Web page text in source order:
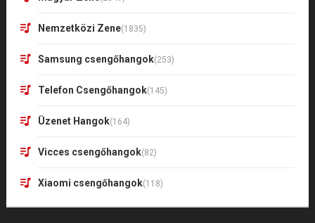
Nemzetközi Zene(1835)
Samsung csengőhangok(253)
Telefon Csengőhangok(145)
Üzenet Hangok(164)
Vicces csengőhangok(82)
Xiaomi csengőhangok(118)